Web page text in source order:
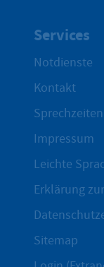
Services
Notdienste
Kontakt
Impressum
Leichte
Erklärung
Sitemap